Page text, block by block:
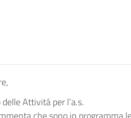
Attivitá per l’a.s.